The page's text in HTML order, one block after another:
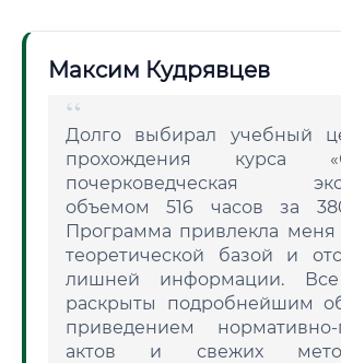
Максим Кудрявцев
Долго выбирал учебный
прохождения курса
почерковедческая
объемом 516 часов за
Программа привлекла меня
теоретической базой и
лишней информации.
раскрыты подробнейшим
приведением нормативно-
актов и свежих